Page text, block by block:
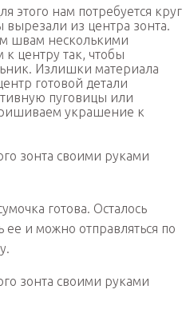
этого нам потребуется круг
из центра зонта.
швам несколькими
центру так, чтобы
Излишки материала
готовой детали
пуговицы или
украшение к
готова. Осталось
ее и можно отправляться по